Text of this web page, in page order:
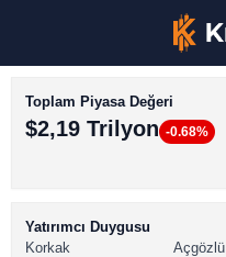
BİTCOİN HABERLERİ
Toplam Piyasa Değeri
$2,19 Trilyon -0.68%
Yatırımcı Duygusu
Korkak
Açgözlü